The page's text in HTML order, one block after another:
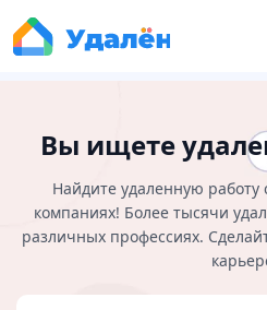
Вы ищете
Найдите удаленную
компаниях! Более тысячи
различных профессиях.